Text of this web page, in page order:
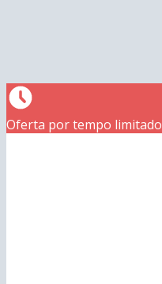
Oferta por tempo limitado